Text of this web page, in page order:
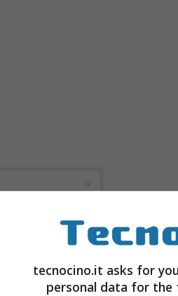
tecnocino.it asks for
personal data for the